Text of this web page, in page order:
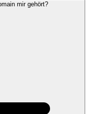
mir gehört?